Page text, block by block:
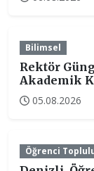
Bilimsel
Rektör
Akademik
05.08.2026
Öğrenci